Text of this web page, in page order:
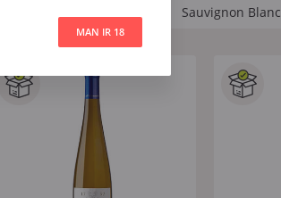
Sauvignon Blanc
MAN IR 18